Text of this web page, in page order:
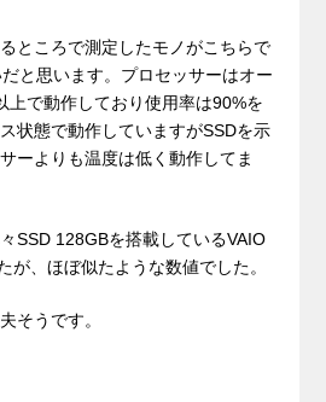
ところで測定したモノがこちらで
と思います。プロセッサーはオー
上で動作しており使用率は90%を
状態で動作していますがSSDを示
ーよりも温度は低く動作してま
SSD 128GBを搭載しているVAIO
が、ほぼ似たような数値でした。
そうです。